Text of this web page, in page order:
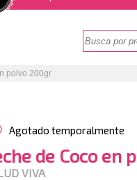
polvo 200gr
Agotado temporalmente
de Coco en
VIVA